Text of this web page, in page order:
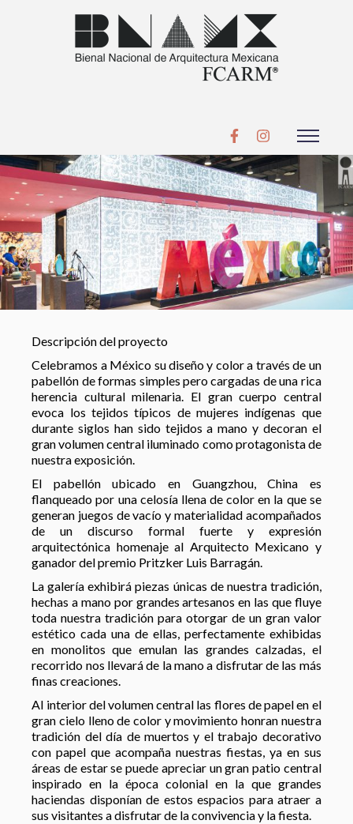
Descripción del proyecto
Celebramos a México su diseño y color a través de un
pabellón de formas simples pero cargadas de una rica
herencia cultural milenaria. El gran cuerpo central
evoca los tejidos típicos de mujeres indígenas que
durante siglos han sido tejidos a mano y decoran el
gran volumen central iluminado como protagonista de
nuestra exposición.
El pabellón ubicado en Guangzhou, China es
flanqueado por una celosía llena de color en la que se
generan juegos de vacío y materialidad acompañados
de un discurso formal fuerte y expresión
arquitectónica homenaje al Arquitecto Mexicano y
ganador del premio Pritzker Luis Barragán.
La galería exhibirá piezas únicas de nuestra tradición,
hechas a mano por grandes artesanos en las que fluye
toda nuestra tradición para otorgar de un gran valor
estético cada una de ellas, perfectamente exhibidas
en monolitos que emulan las grandes calzadas, el
recorrido nos llevará de la mano a disfrutar de las más
finas creaciones.
Al interior del volumen central las flores de papel en el
gran cielo lleno de color y movimiento honran nuestra
tradición del día de muertos y el trabajo decorativo
con papel que acompaña nuestras fiestas, ya en sus
áreas de estar se puede apreciar un gran patio central
inspirado en la época colonial en la que grandes
haciendas disponían de estos espacios para atraer a
sus visitantes a disfrutar de la convivencia y la fiesta.